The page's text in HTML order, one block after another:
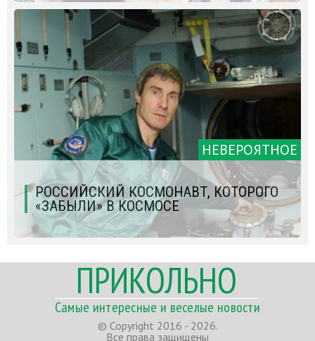
НЕВЕРОЯТНОЕ
РОССИЙСКИЙ КОСМОНАВТ, КОТОРОГО
«ЗАБЫЛИ» В КОСМОСЕ
ПРИКОЛЬНО
Самые интересные и веселые новости
© Copyright 2016 - 2026.
Все права защищены